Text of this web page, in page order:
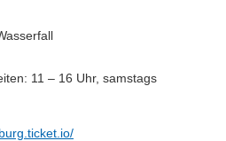
11 – 16 Uhr, samstags